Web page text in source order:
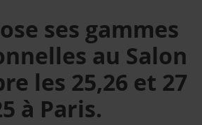
ses gammes
au Salon
les 25,26 et 27
à Paris.